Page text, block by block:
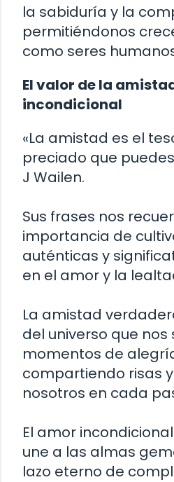
la sabiduría y la
permitiéndonos
como seres
El valor de la
incondicional
«La amistad es el
preciado que
J Wailen.
Sus frases nos
importancia de
auténticas y
en el amor y la
La amistad
del universo que nos
momentos de
compartiendo risas
nosotros en cada
El amor
une a las almas
lazo eterno de